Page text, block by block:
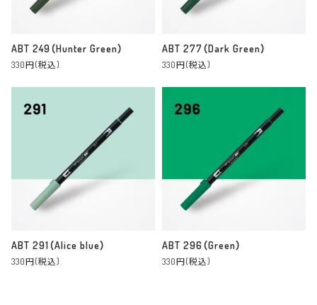
ABT 249（Hunter Green）
330円(税込)
ABT 277（Dark Green）
330円(税込)
ABT 291（Alice blue）
330円(税込)
ABT 296（Green）
330円(税込)